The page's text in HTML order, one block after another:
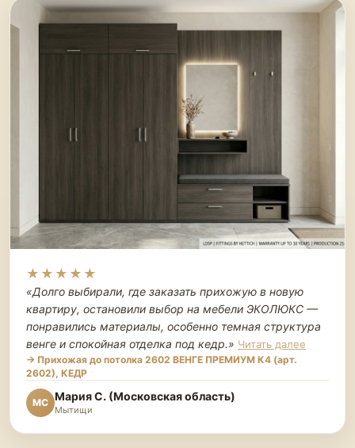
★★★★★
«Долго выбирали, где заказать прихожую в новую
квартиру, остановили выбор на мебели ЭКОЛЮКС —
понравились материалы, особенно темная структура
венге и спокойная отделка под кедр.» Читать далее
→ Прихожая до потолка 2602 ВЕНГЕ ПРЕМИУМ К4 (арт.
2602), КЕДР
МС Мария С. (Московская область)
Мытищи